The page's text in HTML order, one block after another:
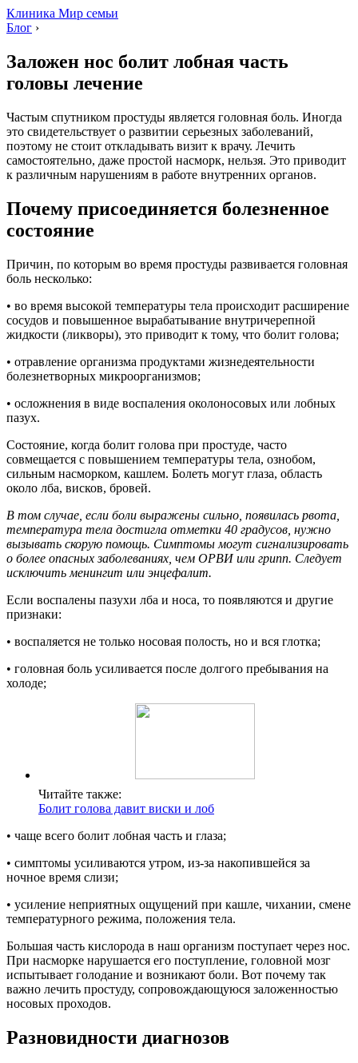
Клиника Мир семьи
Блог ›
Заложен нос болит лобная часть
головы лечение
Частым спутником простуды является головная боль. Иногда
это свидетельствует о развитии серьезных заболеваний,
поэтому не стоит откладывать визит к врачу. Лечить
самостоятельно, даже простой насморк, нельзя. Это приводит
к различным нарушениям в работе внутренних органов.
Почему присоединяется болезненное
состояние
Причин, по которым во время простуды развивается головная
боль несколько:
• во время высокой температуры тела происходит расширение
сосудов и повышенное вырабатывание внутричерепной
жидкости (ликворы), это приводит к тому, что болит голова;
• отравление организма продуктами жизнедеятельности
болезнетворных микроорганизмов;
• осложнения в виде воспаления околоносовых или лобных
пазух.
Состояние, когда болит голова при простуде, часто
совмещается с повышением температуры тела, ознобом,
сильным насморком, кашлем. Болеть могут глаза, область
около лба, висков, бровей.
В том случае, если боли выражены сильно, появилась рвота,
температура тела достигла отметки 40 градусов, нужно
вызывать скорую помощь. Симптомы могут сигнализировать
о более опасных заболеваниях, чем ОРВИ или грипп. Следует
исключить менингит или энцефалит.
Если воспалены пазухи лба и носа, то появляются и другие
признаки:
• воспаляется не только носовая полость, но и вся глотка;
• головная боль усиливается после долгого пребывания на
холоде;
Читайте также:
Болит голова давит виски и лоб
• чаще всего болит лобная часть и глаза;
• симптомы усиливаются утром, из-за накопившейся за
ночное время слизи;
• усиление неприятных ощущений при кашле, чихании, смене
температурного режима, положения тела.
Большая часть кислорода в наш организм поступает через нос.
При насморке нарушается его поступление, головной мозг
испытывает голодание и возникают боли. Вот почему так
важно лечить простуду, сопровождающуюся заложенностью
носовых проходов.
Разновидности диагнозов